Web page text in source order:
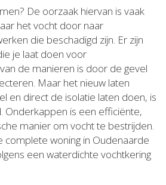
De oorzaak hiervan is vaak
het vocht door naar
die beschadigd zijn. Er zijn
je laat doen voor
de manieren is door de gevel
Maar het nieuw laten
en direct de isolatie laten doen, is
Onderkappen is een efficiënte,
manier om vocht te bestrijden.
complete woning in Oudenaarde
een waterdichte vochtkering